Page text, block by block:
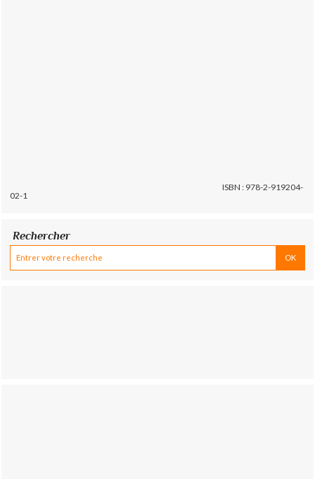
ISBN : 978-2-919204-
02-1
Rechercher